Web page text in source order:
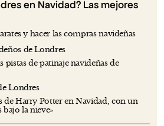
en Navidad? Las mejores
y hacer las compras navideñas
de Londres
pistas de patinaje navideñas de
Londres
de Harry Potter en Navidad, con un
la nieve»